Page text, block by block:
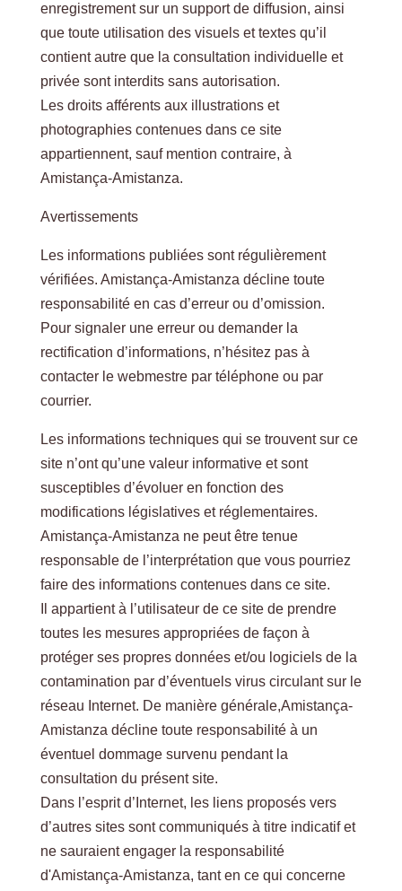
enregistrement sur un support de diffusion, ainsi
que toute utilisation des visuels et textes qu’il
contient autre que la consultation individuelle et
privée sont interdits sans autorisation.
Les droits afférents aux illustrations et
photographies contenues dans ce site
appartiennent, sauf mention contraire, à
Amistança-Amistanza.
Avertissements
Les informations publiées sont régulièrement
vérifiées. Amistança-Amistanza décline toute
responsabilité en cas d’erreur ou d’omission.
Pour signaler une erreur ou demander la
rectification d’informations, n’hésitez pas à
contacter le webmestre par téléphone ou par
courrier.
Les informations techniques qui se trouvent sur ce
site n’ont qu’une valeur informative et sont
susceptibles d’évoluer en fonction des
modifications législatives et réglementaires.
Amistança-Amistanza ne peut être tenue
responsable de l’interprétation que vous pourriez
faire des informations contenues dans ce site.
Il appartient à l’utilisateur de ce site de prendre
toutes les mesures appropriées de façon à
protéger ses propres données et/ou logiciels de la
contamination par d’éventuels virus circulant sur le
réseau Internet. De manière générale,Amistança-
Amistanza décline toute responsabilité à un
éventuel dommage survenu pendant la
consultation du présent site.
Dans l’esprit d’Internet, les liens proposés vers
d’autres sites sont communiqués à titre indicatif et
ne sauraient engager la responsabilité
d'Amistança-Amistanza, tant en ce qui concerne